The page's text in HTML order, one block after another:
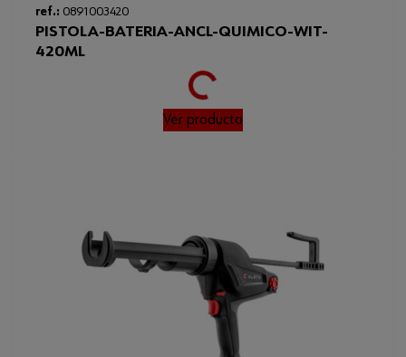
ref.: 0891003420
PISTOLA-BATERIA-ANCL-QUIMICO-WIT-
420ML
Loading...
Ver producto